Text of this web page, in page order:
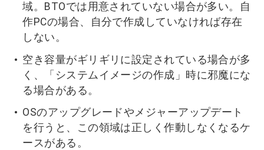
域。BTOでは用意されていない場合が多い。自
作PCの場合、自分で作成していなければ存在
しない。
空き容量がギリギリに設定されている場合が多
く、「システムイメージの作成」時に邪魔にな
る場合がある。
OSのアップグレードやメジャーアップデート
を行うと、この領域は正しく作動しなくなるケ
ースがある。